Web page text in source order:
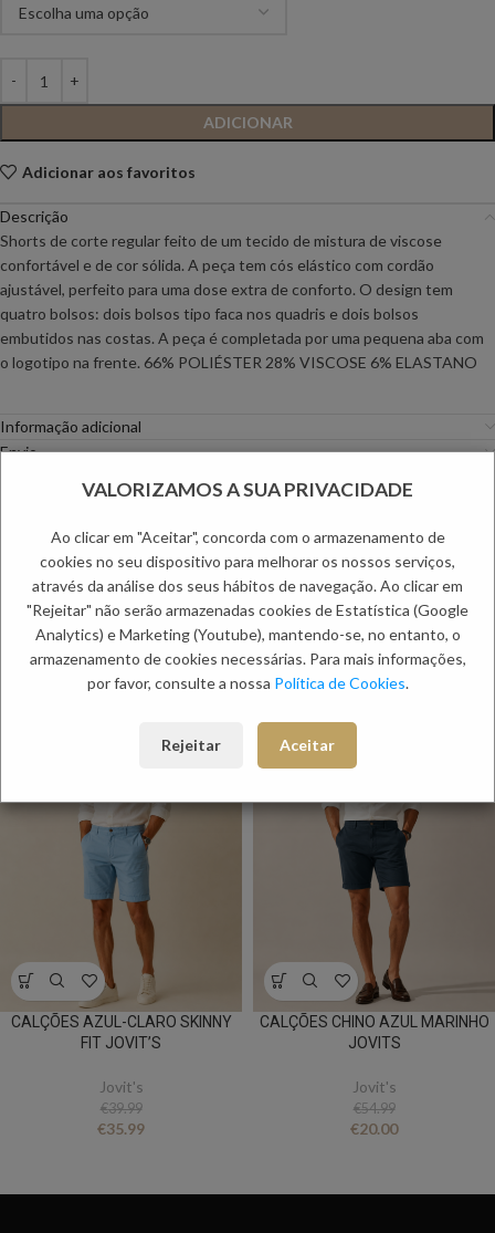
ADICIONAR
Adicionar aos favoritos
Descrição
Shorts de corte regular feito de um tecido de mistura de viscose
confortável e de cor sólida. A peça tem cós elástico com cordão
ajustável, perfeito para uma dose extra de conforto. O design tem
quatro bolsos: dois bolsos tipo faca nos quadris e dois bolsos
embutidos nas costas. A peça é completada por uma pequena aba com
o logotipo na frente. 66% POLIÉSTER 28% VISCOSE 6% ELASTANO
Informação adicional
Envio
Trocas e Devoluções
Homem
Primavera Homem
Verão
PRODUTOS RELACIONADOS:
CALÇÕES AZUL-CLARO SKINNY
FIT JOVIT’S
Jovit's
€39.99
€35.99
NOVO
CALÇÕES CHINO AZUL MARINHO
JOVITS
Jovit's
€54.99
€20.00
VALORIZAMOS A SUA PRIVACIDADE
Ao clicar em "Aceitar", concorda com o armazenamento de
cookies no seu dispositivo para melhorar os nossos serviços,
através da análise dos seus hábitos de navegação. Ao clicar em
"Rejeitar" não serão armazenadas cookies de Estatística (Google
Analytics) e Marketing (Youtube), mantendo-se, no entanto, o
armazenamento de cookies necessárias. Para mais informações,
por favor, consulte a nossa Política de Cookies.
Rejeitar Aceitar